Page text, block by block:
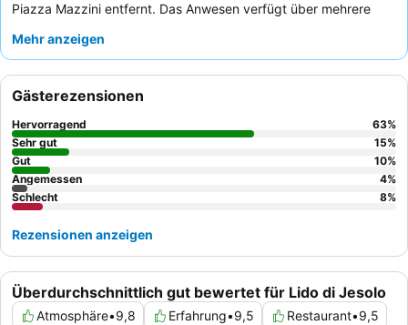
Piazza Mazzini entfernt. Das Anwesen verfügt über mehrere
einen einladenden Spa-Bereich zur Entspannung. Die Gäste
Personals, und das reichhaltige, abwechslungsreiche Buffet,
insbesondere das umfangreiche Frühstück mit Optionen für
Zöliakiebetroffene, erhält hohes Lob. Für ein ruhigeres Erlebnis
empfiehlt es sich, ein Zimmer mit Gartenblick anzufragen.
Mehr anzeigen
Überdurchschnittlich gut bewertet für Lido di Jesolo
Atmosphäre•9,8 Erfahrung•9,5 Restaurant•9,5
Gästerezensionen
Hervorragend 63%
Sehr gut
15%
Gut
10%
Angemessen
4%
Schlecht
8%
Rezensionen anzeigen